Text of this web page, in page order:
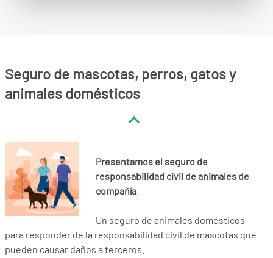
Seguro de mascotas, perros, gatos y
animales domésticos
Presentamos el seguro de
responsabilidad civil de animales de
compañía
Un seguro de animales domésticos
para responder de la responsabilidad civil de mascotas que
pueden causar daños a terceros.